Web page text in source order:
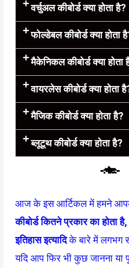
वर्चुअल कीबोर्ड क्या होता है?
फोल्डेबल कीबोर्ड क्या होता
मैकेनिकल कीबोर्ड क्या होता
वायरलेस कीबोर्ड क्या होता
मैजिक कीबोर्ड क्या होता है?
ब्लूटूथ कीबोर्ड क्या होता है?
-:नोट:-
आज के इस आर्टिकल में हमने
कीबोर्ड कितने प्रकार का होता है,
इतिहास इत्यादिके बारे में लगभग
यदि आप फिर भी कुछ जानना या